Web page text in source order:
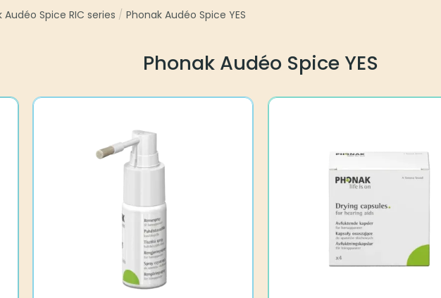
Audéo Spice RIC series / Phonak Audéo Spice YES
Phonak Audéo Spice YES